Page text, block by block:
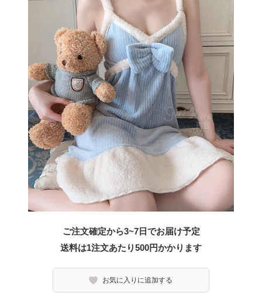
ご注文確定から3~7日でお届け予定
送料は1注文あたり500円かかります
お気に入りに追加する